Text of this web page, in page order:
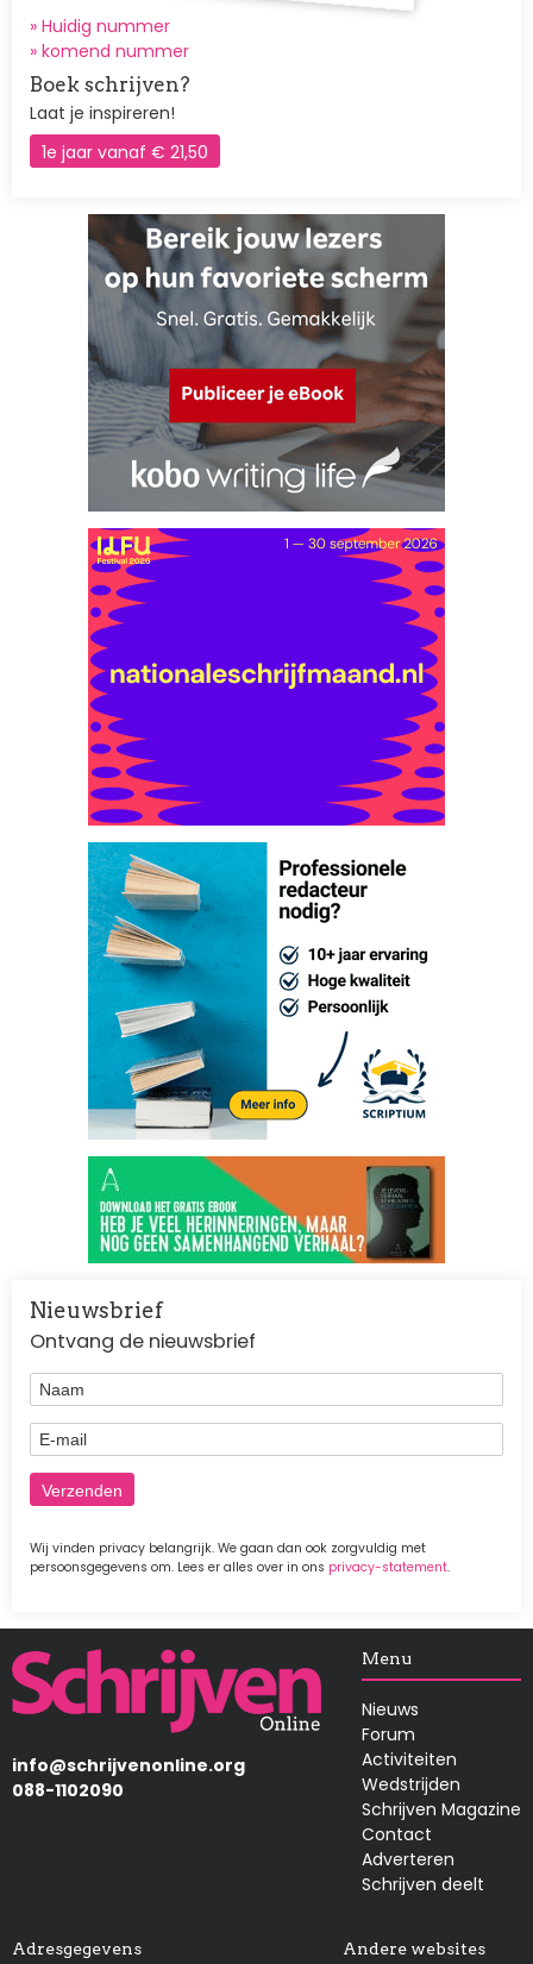
» Huidig nummer
» komend nummer
Boek schrijven?
Laat je inspireren!
1e jaar vanaf € 21,50
Nieuwsbrief
Ontvang de nieuwsbrief
Naam
E-mail
Wij vinden privacy belangrijk. We gaan dan ook zorgvuldig met
persoonsgegevens om. Lees er alles over in ons privacy-statement.
Afbeelding
info@schrijvenonline.org
088-1102090
Menu
Nieuws
Forum
Activiteiten
Wedstrijden
Schrijven Magazine
Contact
Adverteren
Schrijven deelt
Adresgegevens Andere websites